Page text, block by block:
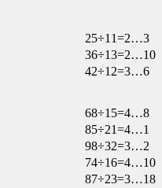
25÷11=2…3
36÷13=2…10
42÷12=3…6
68÷15=4…8
85÷21=4…1
98÷32=3…2
74÷16=4…10
87÷23=3…18